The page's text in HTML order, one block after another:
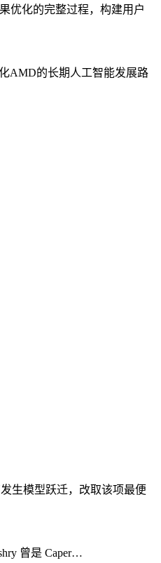
优化的完整过程，构建用户
AMD的长期人工智能发展路
生模型跃迁，改取该项最便
曾是 Caper…